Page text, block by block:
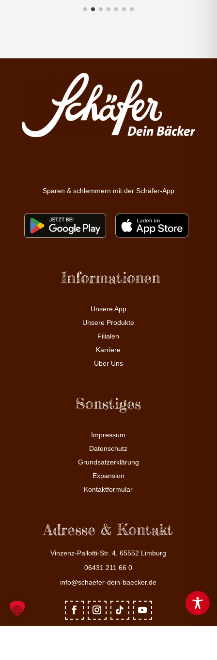
Sparen & schlemmern mit der Schäfer-App
Informationen
Unsere App
Unsere Produkte
Filialen
Karriere
Über Uns
Sonstiges
Impressum
Datenschutz
Grundsatzerklärung
Expansion
Kontaktformular
Adresse & Kontakt
Vinzenz-Pallotti-Str. 4, 65552 Limburg
06431 211 66 0
info@schaefer-dein-baecker.de